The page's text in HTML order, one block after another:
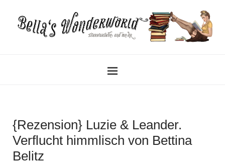
{Rezension} Luzie & Leander.
Verflucht himmlisch von Bettina
Belitz